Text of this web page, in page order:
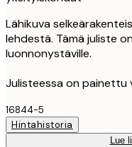
Lähikuva
lehdestä. Tämä juliste
luonnonystäville.
Julisteessa on painettu
16844-5
Hintahistoria
Lue